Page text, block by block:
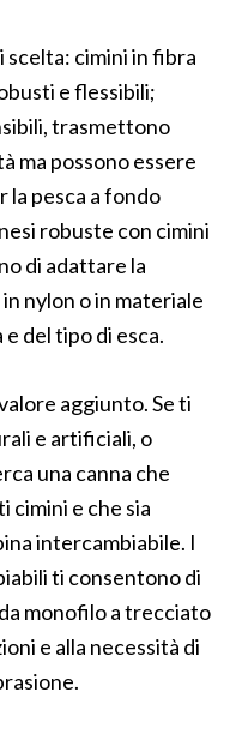
scelta: cimini in fibra
e flessibili;
trasmettono
ma possono essere
la pesca a fondo
robuste con cimini
di adattare la
nylon o in materiale
del tipo di esca.
aggiunto. Se ti
e artificiali, o
una canna che
e che sia
intercambiabile. I
ti consentono di
monofilo a trecciato
e alla necessità di